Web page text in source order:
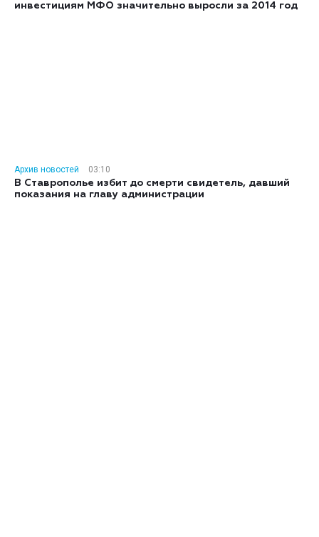
инвестициям МФО значительно выросли за 2014 год
Архив новостей
03:10
В Ставрополье избит до смерти свидетель, давший
показания на главу администрации